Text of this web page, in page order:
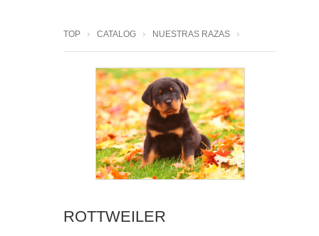
TOP CATALOG NUESTRAS RAZAS
ROTTWEILER